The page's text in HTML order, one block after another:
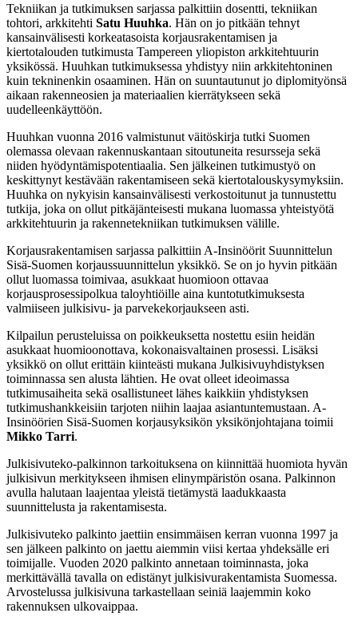
Tekniikan ja tutkimuksen sarjassa palkittiin dosentti, tekniikan
tohtori, arkkitehti Satu Huuhka. Hän on jo pitkään tehnyt
kansainvälisesti korkeatasoista korjausrakentamisen ja
kiertotalouden tutkimusta Tampereen yliopiston arkkitehtuurin
yksikössä. Huuhkan tutkimuksessa yhdistyy niin arkkitehtoninen
kuin tekninenkin osaaminen. Hän on suuntautunut jo diplomityönsä
aikaan rakenneosien ja materiaalien kierrätykseen sekä
uudelleenkäyttöön.
Huuhkan vuonna 2016 valmistunut väitöskirja tutki Suomen
olemassa olevaan rakennuskantaan sitoutuneita resursseja sekä
niiden hyödyntämispotentiaalia. Sen jälkeinen tutkimustyö on
keskittynyt kestävään rakentamiseen sekä kiertotalouskysymyksiin.
Huuhka on nykyisin kansainvälisesti verkostoitunut ja tunnustettu
tutkija, joka on ollut pitkäjänteisesti mukana luomassa yhteistyötä
arkkitehtuurin ja rakennetekniikan tutkimuksen välille.
Korjausrakentamisen sarjassa palkittiin A-Insinöörit Suunnittelun
Sisä-Suomen korjaussuunnittelun yksikkö. Se on jo hyvin pitkään
ollut luomassa toimivaa, asukkaat huomioon ottavaa
korjausprosessipolkua taloyhtiöille aina kuntotutkimuksesta
valmiiseen julkisivu- ja parvekekorjaukseen asti.
Kilpailun perusteluissa on poikkeuksetta nostettu esiin heidän
asukkaat huomioonottava, kokonaisvaltainen prosessi. Lisäksi
yksikkö on ollut erittäin kiinteästi mukana Julkisivuyhdistyksen
toiminnassa sen alusta lähtien. He ovat olleet ideoimassa
tutkimusaiheita sekä osallistuneet lähes kaikkiin yhdistyksen
tutkimushankkeisiin tarjoten niihin laajaa asiantuntemustaan. A-
Insinöörien Sisä-Suomen korjausyksikön yksikönjohtajana toimii
Mikko Tarri.
Julkisivuteko-palkinnon tarkoituksena on kiinnittää huomiota hyvän
julkisivun merkitykseen ihmisen elinympäristön osana. Palkinnon
avulla halutaan laajentaa yleistä tietämystä laadukkaasta
suunnittelusta ja rakentamisesta.
Julkisivuteko palkinto jaettiin ensimmäisen kerran vuonna 1997 ja
sen jälkeen palkinto on jaettu aiemmin viisi kertaa yhdeksälle eri
toimijalle. Vuoden 2020 palkinto annetaan toiminnasta, joka
merkittävällä tavalla on edistänyt julkisivurakentamista Suomessa.
Arvostelussa julkisivuna tarkastellaan seiniä laajemmin koko
rakennuksen ulkovaippaa.